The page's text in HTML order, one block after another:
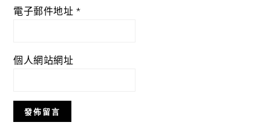
電子郵件地址 *
個人網站網址